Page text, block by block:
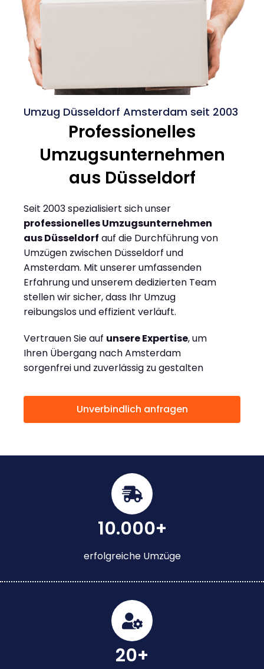
Umzug Düsseldorf Amsterdam seit 2003
Professionelles
Umzugsunternehmen
aus Düsseldorf
Seit 2003 spezialisiert sich unser
professionelles Umzugsunternehmen
aus Düsseldorf auf die Durchführung von
Umzügen zwischen Düsseldorf und
Amsterdam. Mit unserer umfassenden
Erfahrung und unserem dedizierten Team
stellen wir sicher, dass Ihr Umzug
reibungslos und effizient verläuft.
Vertrauen Sie auf unsere Expertise, um
Ihren Übergang nach Amsterdam
sorgenfrei und zuverlässig zu gestalten
Unverbindlich anfragen
10.000+
erfolgreiche Umzüge
20+